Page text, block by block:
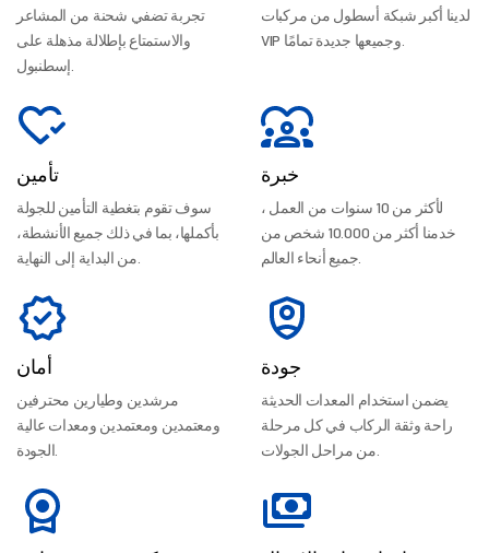
تجربة تضفي شحنة من المشاعر
والاستمتاع بإطلالة مذهلة على
لدينا أكبر شبكة أسطول من مركبات
تأمين
سوف تقوم بتغطية التأمين للجولة
بأكملها، بما في ذلك جميع الأنشطة،
خبرة
لأكثر من 10 سنوات من العمل ،
خدمنا أكثر من 10.000 شخص من
أمان
مرشدين وطيارين محترفين
ومعتمدين ومعتمدين ومعدات عالية
جودة
يضمن استخدام المعدات الحديثة
راحة وثقة الركاب في كل مرحلة